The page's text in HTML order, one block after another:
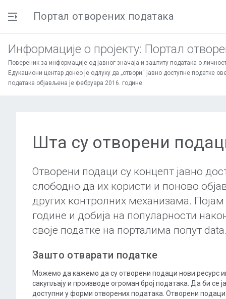
Портал oтворених података
Информације о пројекту: Портал
Повереник за информације од јавног значаја и заштиту података о
Едукациони центар донео је одлуку да „отвори“ јавно доступне податке
података објављена је фебруара 2016. године
Шта су отворени
Отворени подаци су концепт јавно
слободно да их користи и поново
других контролних механизама.
године и добија на популарности
своје податке на порталима попут
Зашто отварати податке
Можемо да кажемо да су отворени подаци нови ресурс
сакупљају и производе огроман број података. Да би се
доступни у форми отворених података. Отворени подаци